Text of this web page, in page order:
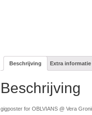
Beschrijving Extra informatie
Beschrijving
gigposter for OBLVIANS @ Vera